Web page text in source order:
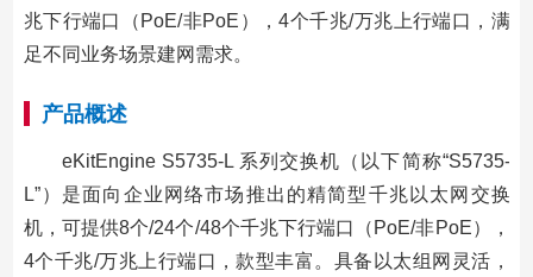
兆下行端口（PoE/非PoE），4个千兆/万兆上行端口，满
足不同业务场景建网需求。
产品概述
eKitEngine S5735-L 系列交换机（以下简称“S5735-
L”）是面向企业网络市场推出的精简型千兆以太网交换
机，可提供8个/24个/48个千兆下行端口（PoE/非PoE），
4个千兆/万兆上行端口，款型丰富。具备以太组网灵活，